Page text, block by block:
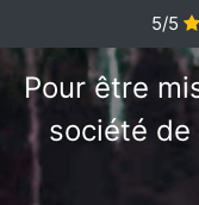
5/5
Pour être
société